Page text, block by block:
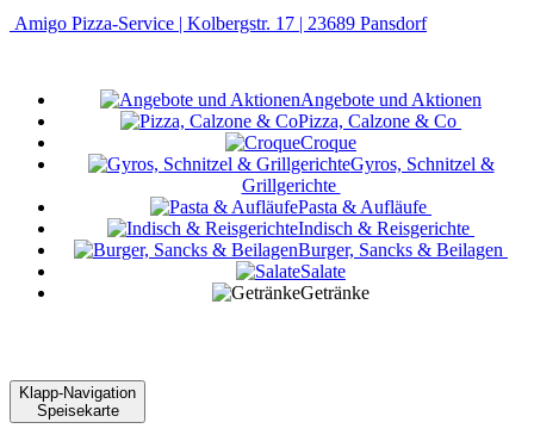
Amigo Pizza-Service | Kolbergstr. 17 | 23689 Pansdorf
Angebote und Aktionen
Pizza, Calzone & Co
Croque
Gyros, Schnitzel &
Grillgerichte
Pasta & Aufläufe
Indisch & Reisgerichte
Burger, Sancks & Beilagen
Salate
Getränke
Klapp-Navigation
Speisekarte